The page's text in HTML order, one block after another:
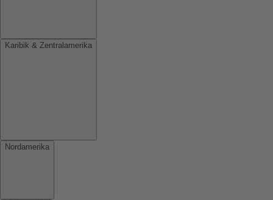
Karibik & Zentralamerika
Nordamerika